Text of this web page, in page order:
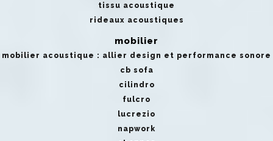
tissu acoustique
rideaux acoustiques
mobilier
mobilier acoustique : allier design et performance sonore
cb sofa
cilindro
fulcro
lucrezio
napwork